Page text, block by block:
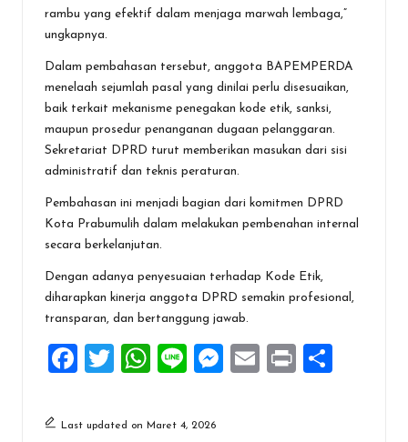
rambu yang efektif dalam menjaga marwah lembaga,”
ungkapnya.
Dalam pembahasan tersebut, anggota BAPEMPERDA
menelaah sejumlah pasal yang dinilai perlu disesuaikan,
baik terkait mekanisme penegakan kode etik, sanksi,
maupun prosedur penanganan dugaan pelanggaran.
Sekretariat DPRD turut memberikan masukan dari sisi
administratif dan teknis peraturan.
Pembahasan ini menjadi bagian dari komitmen DPRD
Kota Prabumulih dalam melakukan pembenahan internal
secara berkelanjutan.
Dengan adanya penyesuaian terhadap Kode Etik,
diharapkan kinerja anggota DPRD semakin profesional,
transparan, dan bertanggung jawab.
F
ce
T
tt
W
at
Li
e
M
E
Pr
Last updated on Maret 4, 2026